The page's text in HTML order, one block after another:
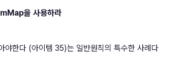
을 사용하라
한다 (아이템 35)는 일반원칙의 특수한 사례다